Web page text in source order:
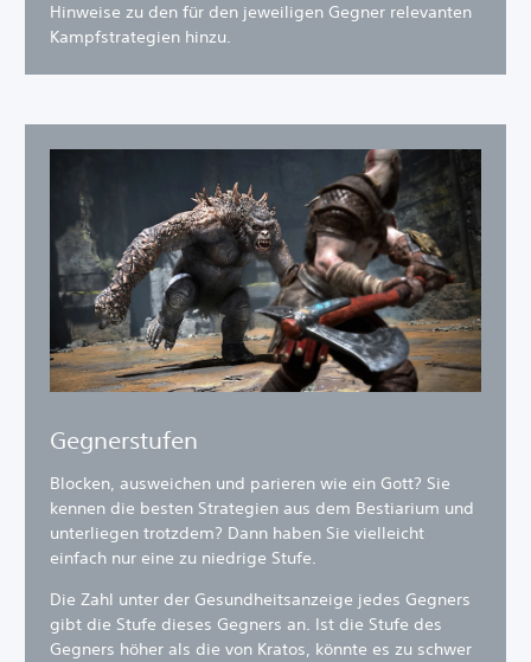
Hinweise zu den für den jeweiligen Gegner relevanten
Kampfstrategien hinzu.
Gegnerstufen
Blocken, ausweichen und parieren wie ein Gott? Sie
kennen die besten Strategien aus dem Bestiarium und
unterliegen trotzdem? Dann haben Sie vielleicht
einfach nur eine zu niedrige Stufe.
Die Zahl unter der Gesundheitsanzeige jedes Gegners
gibt die Stufe dieses Gegners an. Ist die Stufe des
Gegners höher als die von Kratos, könnte es zu schwer